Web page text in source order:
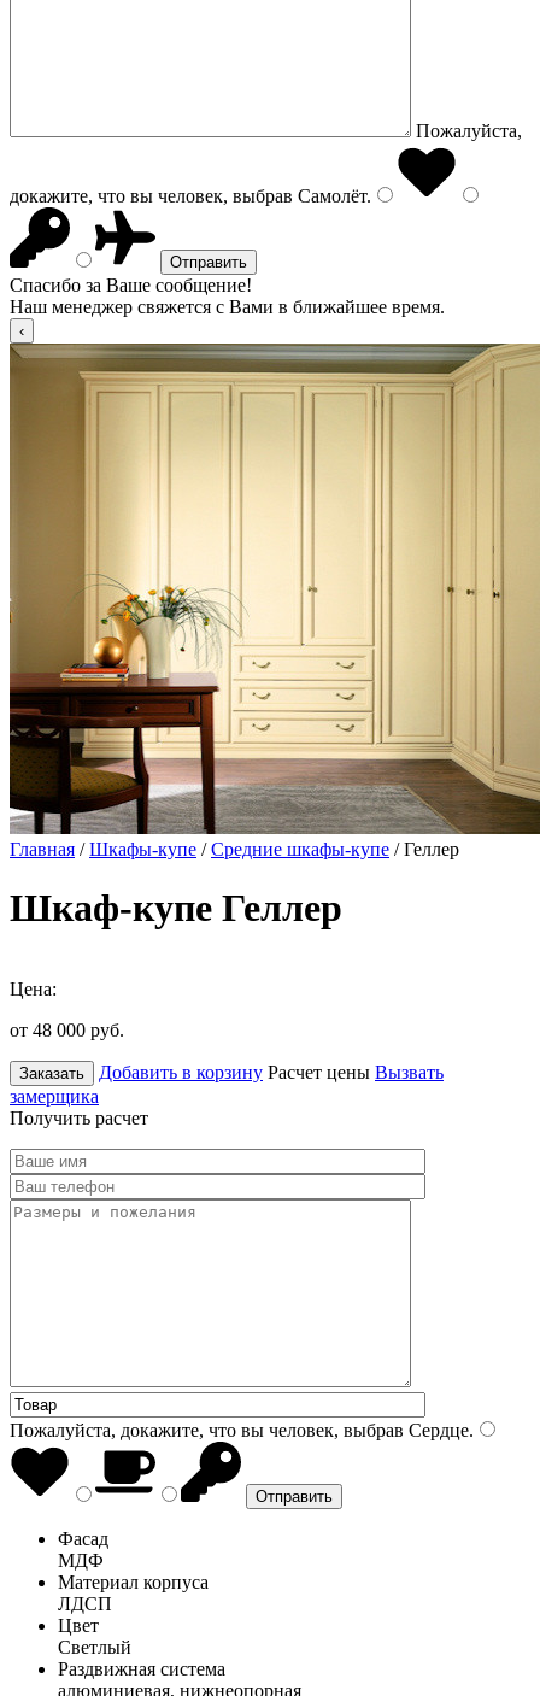
Пожалуйста,
докажите, что вы человек, выбрав Самолёт.
Спасибо за Ваше сообщение!
Наш менеджер свяжется с Вами в ближайшее время.
Главная /Шкафы-купе /Средние шкафы-купе / Геллер
Шкаф-купе Геллер
Цена:
от 48 000 руб.
Заказать Добавить в корзину Расчет цены Вызвать
замерщика
Получить расчет
Пожалуйста, докажите, что вы человек, выбрав Сердце.
Фасад
МДФ
Материал корпуса
ЛДСП
Цвет
Светлый
Раздвижная система
алюминиевая, нижнеопорная